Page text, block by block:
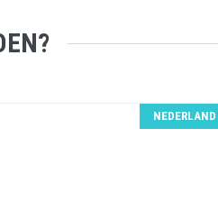
NEDERLAND